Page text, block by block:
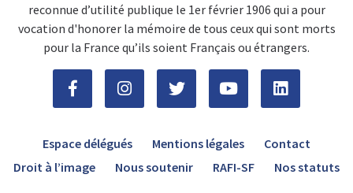
reconnue d’utilité publique le 1er février 1906 qui a pour
vocation d'honorer la mémoire de tous ceux qui sont morts
pour la France qu’ils soient Français ou étrangers.
Espace délégués Mentions légales
Contact
Droit à l’image
Nous soutenir RAFI-SF Nos statuts